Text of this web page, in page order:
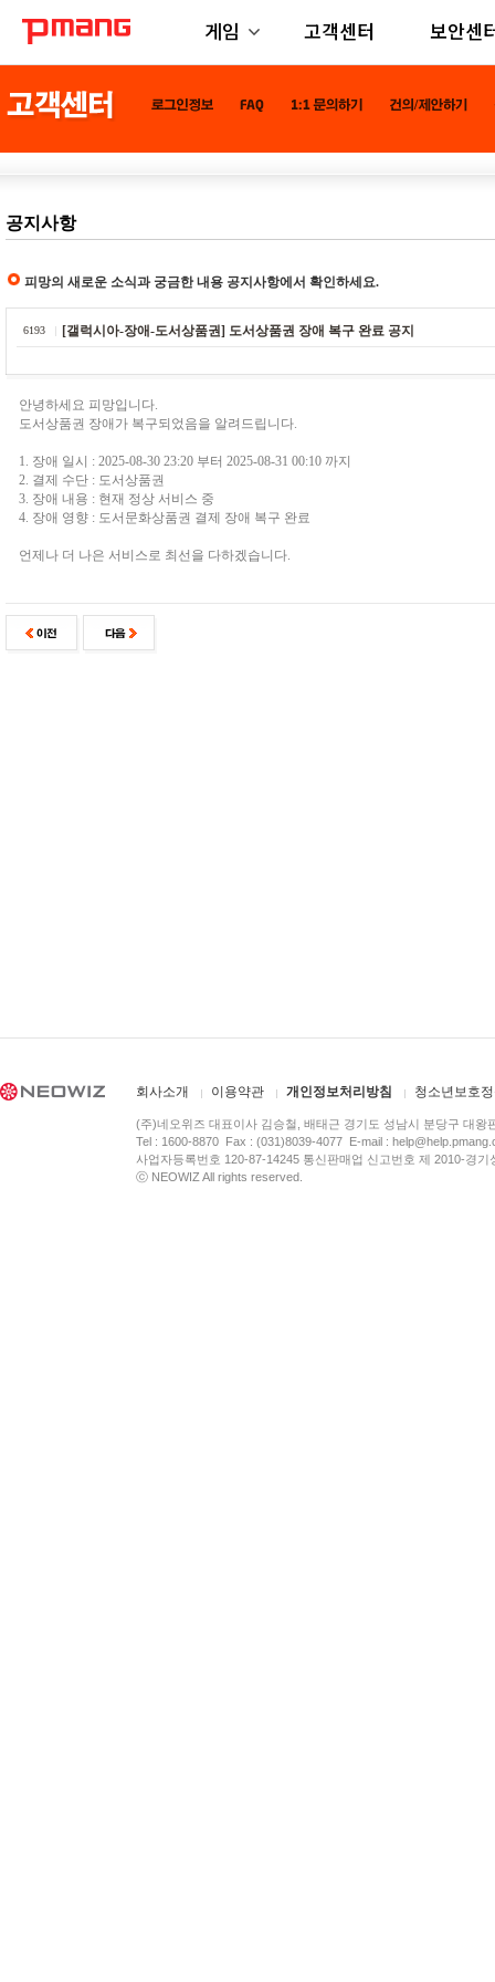
게임 고객센터 보안센
공지사항
피망의 새로운 소식과 궁금한 내용 공지사항에서 확인하세요.
6193 [갤럭시아-장애-도서상품권] 도서상품권 장애 복구 완료 공지
안녕하세요 피망입니다.
도서상품권 장애가 복구되었음을 알려드립니다.
1. 장애 일시 : 2025-08-30 23:20 부터 2025-08-31 00:10 까지
2. 결제 수단 : 도서상품권
3. 장애 내용 : 현재 정상 서비스 중
4. 장애 영향 : 도서문화상품권 결제 장애 복구 완료
언제나 더 나은 서비스로 최선을 다하겠습니다.
회사소개 이용약관 개인정보처리방침 청소년보호
(주)네오위즈 대표이사 김승철, 배태근 경기도 성남시 분당구 대왕
Tel : 1600-8870 Fax : (031)8039-4077 E-mail :
사업자등록번호 120-87-14245 통신판매업 신고번호 제 2010-경
ⓒ NEOWIZ All rights reserved.